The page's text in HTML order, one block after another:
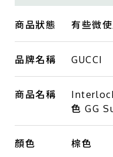
商品狀態 有些微
品牌名稱 GUCCI
商品名稱
色 GG
顏色 棕色